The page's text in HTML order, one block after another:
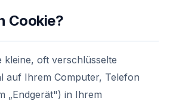
Cookie?
kleine, oft verschlüsselte
auf Ihrem Computer, Telefon
„Endgerät") in Ihrem